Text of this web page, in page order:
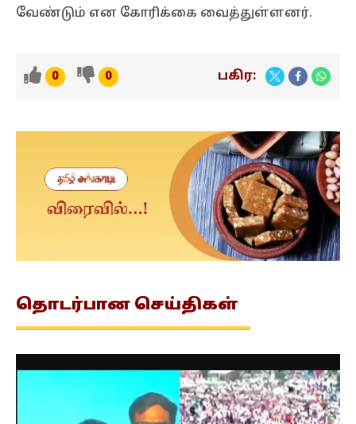
வேண்டும் என கோரிக்கை வைத்துள்ளனர்.
0 0 பகிர:
தொடர்பான செய்திகள்